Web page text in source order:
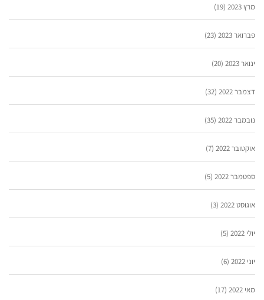
מרץ 2023 (19)
פברואר 2023 (23)
ינואר 2023 (20)
דצמבר 2022 (32)
נובמבר 2022 (35)
אוקטובר 2022 (7)
ספטמבר 2022 (5)
אוגוסט 2022 (3)
יולי 2022 (5)
יוני 2022 (6)
מאי 2022 (17)